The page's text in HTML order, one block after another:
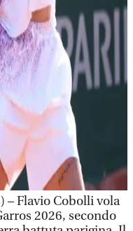
– Flavio Cobolli vola
2026, secondo